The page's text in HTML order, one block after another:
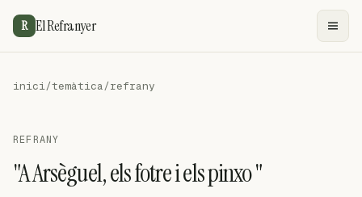
R El Refranyer
inici/temàtica/refrany
REFRANY
"A Arsèguel, els fotre i els pinxo "